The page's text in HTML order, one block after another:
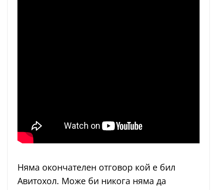
Няма окончателен отговор кой е бил
Авитохол. Може би никога няма да